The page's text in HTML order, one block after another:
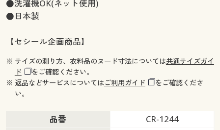
●洗濯機OK(ネット使用)
●日本製
【セシール企画商品】
※ サイズの測り方、衣料品のヌード寸法については共通サイズガイ
ド
をご確認ください。
※ 返品などサービスについてはご利用ガイド
をご確認くださ
い。
品番
CR-1244